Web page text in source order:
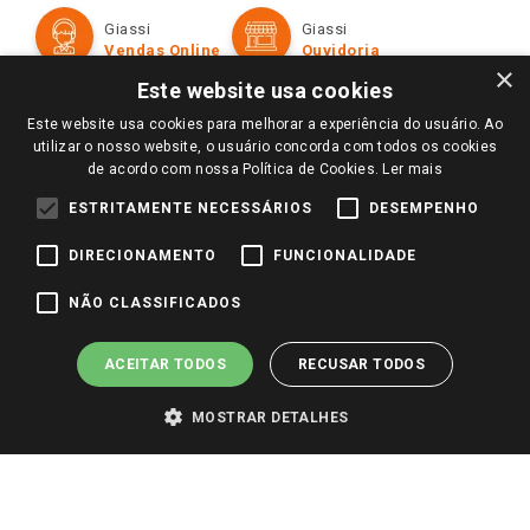
Televendas
Perguntas frequentes
Trabalhe Conosco
Identidade Visual
Formas de Pagamento
Políticas de entrega
Trocas e Devoluções
Giassi
Vendas Online
Giassi
Ouvidoria
Redes Sociais
Pagamento e Segurança
×
Este website usa cookies
Este website usa cookies para melhorar a experiência do usuário. Ao
utilizar o nosso website, o usuário concorda com todos os cookies
de acordo com nossa Política de Cookies. Ler mais
ESTRITAMENTE NECESSÁRIOS DESEMPENHO
DIRECIONAMENTO FUNCIONALIDADE
NÃO CLASSIFICADOS
ACEITAR TODOS RECUSAR TODOS
MOSTRAR DETALHES